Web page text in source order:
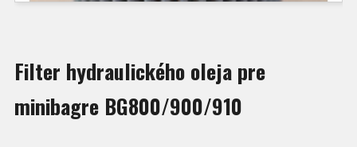
Filter hydraulického oleja pre
minibagre BG800/900/910